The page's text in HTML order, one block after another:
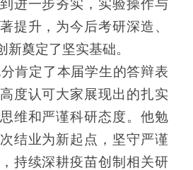
进一步夯实，实验操作与
提升，为今后考研深造、
新奠定了坚实基础。
肯定了本届学生的答辩表
度认可大家展现出的扎实
维和严谨科研态度。他勉
结业为新起点，坚守严谨
持续深耕疫苗创制相关研